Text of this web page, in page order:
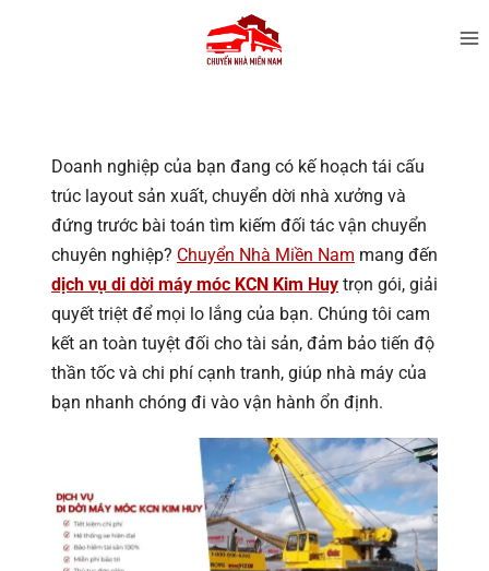
Doanh nghiệp của bạn đang có kế hoạch tái cấu
trúc layout sản xuất, chuyển dời nhà xưởng và
đứng trước bài toán tìm kiếm đối tác vận chuyển
chuyên nghiệp? Chuyển Nhà Miền Nam mang đến
dịch vụ di dời máy móc KCN Kim Huy trọn gói, giải
quyết triệt để mọi lo lắng của bạn. Chúng tôi cam
kết an toàn tuyệt đối cho tài sản, đảm bảo tiến độ
thần tốc và chi phí cạnh tranh, giúp nhà máy của
bạn nhanh chóng đi vào vận hành ổn định.